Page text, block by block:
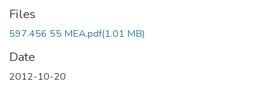
Files
597.456 55 MEA.pdf(1.01 MB)
Date
2012-10-20